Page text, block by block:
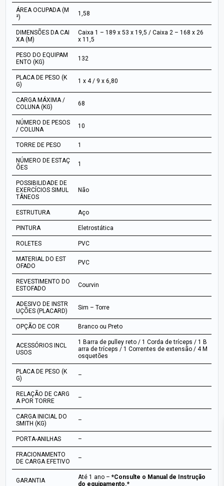
ÁREA OCUPADA (M
²)
1,58
DIMENSÕES DA CAI
XA (M)
Caixa 1 – 189 x 53 x 19,5 / Caixa 2 – 168 x 26
x 11,5
PESO DO EQUIPAM
ENTO (KG)
132
PLACA DE PESO (K
G)
1 x 4 / 9 x 6,80
CARGA MÁXIMA /
COLUNA (KG)
68
NÚMERO DE PESOS
/ COLUNA
10
TORRE DE PESO 1
NÚMERO DE ESTAÇ
ÕES
1
POSSIBILIDADE DE
EXERCÍCIOS SIMUL
TÂNEOS
Não
ESTRUTURA Aço
PINTURA Eletrostática
ROLETES PVC
MATERIAL DO EST
OFADO
PVC
REVESTIMENTO DO
ESTOFADO
Courvin
ADESIVO DE INSTR
UÇÕES (PLACARD)
Sim – Torre
OPÇÃO DE COR Branco ou Preto
ACESSÓRIOS INCL
USOS
1 Barra de pulley reto / 1 Corda de tríceps / 1 B
arra de tríceps / 1 Correntes de extensão / 4 M
osquetões
PLACA DE PESO (K
G)
–
RELAÇÃO DE CARG
A POR TORRE
–
CARGA INICIAL DO
SMITH (KG)
–
PORTA-ANILHAS –
FRACIONAMENTO
DE CARGA EFETIVO
–
GARANTIA Até 1 ano –*Consulte o Manual de Instrução
do equipamento.*